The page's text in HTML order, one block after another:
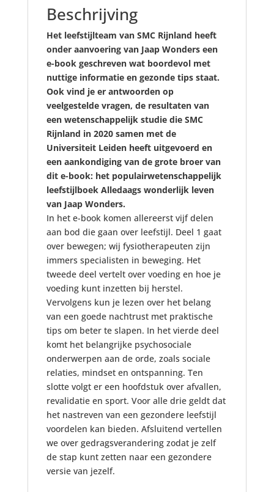
Beschrijving
Het leefstijlteam van SMC Rijnland heeft
onder aanvoering van Jaap Wonders een
e-book geschreven wat boordevol met
nuttige informatie en gezonde tips staat.
Ook vind je er antwoorden op
veelgestelde vragen, de resultaten van
een wetenschappelijk studie die SMC
Rijnland in 2020 samen met de
Universiteit Leiden heeft uitgevoerd en
een aankondiging van de grote broer van
dit e-book: het populairwetenschappelijk
leefstijlboek Alledaags wonderlijk leven
van Jaap Wonders.
In het e-book komen allereerst vijf delen
aan bod die gaan over leefstijl. Deel 1 gaat
over bewegen; wij fysiotherapeuten zijn
immers specialisten in beweging. Het
tweede deel vertelt over voeding en hoe je
voeding kunt inzetten bij herstel.
Vervolgens kun je lezen over het belang
van een goede nachtrust met praktische
tips om beter te slapen. In het vierde deel
komt het belangrijke psychosociale
onderwerpen aan de orde, zoals sociale
relaties, mindset en ontspanning. Ten
slotte volgt er een hoofdstuk over afvallen,
revalidatie en sport. Voor alle drie geldt dat
het nastreven van een gezondere leefstijl
voordelen kan bieden. Afsluitend vertellen
we over gedragsverandering zodat je zelf
de stap kunt zetten naar een gezondere
versie van jezelf.